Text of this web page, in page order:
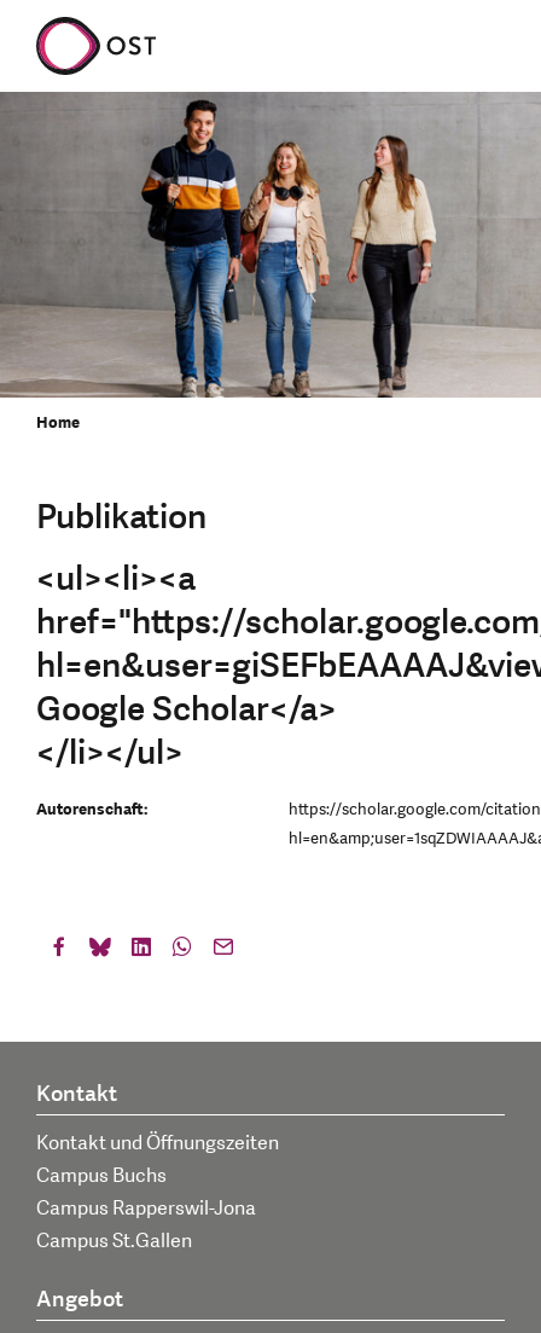
Home
Publikation
<ul><li><a
href="https://
Google Scholar</a>
</li></ul>
Autorenschaft:
https://scholar.google.com/
Kontakt
Kontakt und Öffnungszeiten
Campus Buchs
Campus Rapperswil-Jona
Campus St.Gallen
Angebot